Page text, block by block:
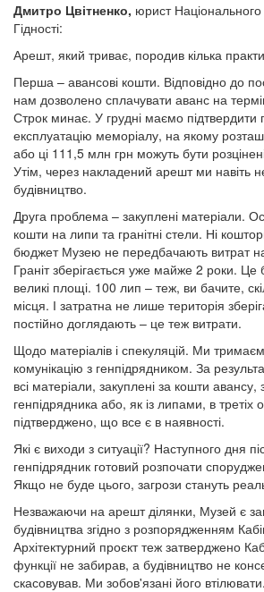
Дмитро Цвітненко, юрист
Гідності:
Арешт, який триває, породив кілька
Перша – авансові кошти. Відповідно до
нам дозволено сплачувати аванс на
Строк минає. У грудні маємо підтвердити
експлуатацію меморіалу, на якому
або ці 111,5 млн грн можуть бути
Утім, через накладений арешт ми навіть
будівництво.
Друга проблема – закуплені матеріали.
кошти на липи та гранітні стели. Ні
бюджет Музею не передбачають витрат
Граніт зберігається уже майже 2 роки. Це
великі площі. 100 лип – теж, ви бачите,
місця. І затратна не лише територія
постійно доглядають – це теж витрати.
Щодо матеріалів і спекуляцій. Ми
комунікацію з генпідрядником. За
всі матеріали, закуплені за кошти авансу,
генпідрядника або, як із липами, в третіх
підтверджено, що все є в наявності.
Які є виходи з ситуації? Наступного дня
генпідрядник готовий розпочати
Якщо не буде цього, загрози стануть
Незважаючи на арешт ділянки, Музей є
будівництва згідно з розпорядженням
Архітектурний проєкт теж затверджено
функції не забирав, а будівництво не
скасовував. Ми зобов'язані його втілювати.